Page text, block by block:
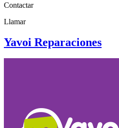
Contactar
Llamar
Yavoi Reparaciones